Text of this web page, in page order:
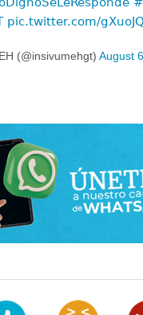
pic.twitter.com/
(@insivumehgt) August